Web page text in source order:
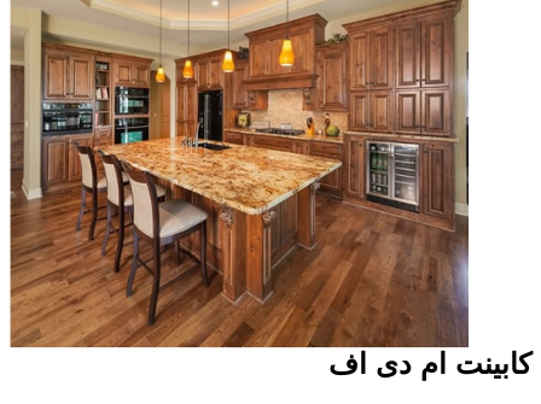
کابینت ام دی اف